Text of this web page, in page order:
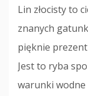
Lin złocisty to
znanych
pięknie
Jest to ryba
warunki